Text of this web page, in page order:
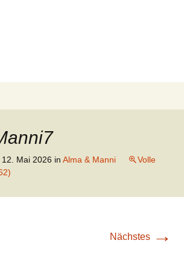
und Artenschutz
e.V.
seit 1985 im
– Orscheider
12. Mai 2026 in Alma & Manni
Volle
Nächstes →